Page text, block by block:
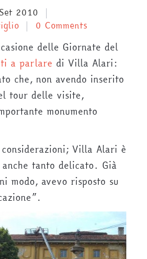
2010
0 Comments
delle Giornate del
a parlare di Villa Alari:
che, non avendo inserito
tour delle visite,
monumento
Villa Alari è
tanto delicato. Già
modo, avevo risposto su